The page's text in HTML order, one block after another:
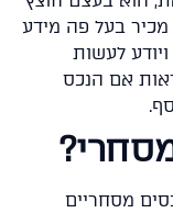
בעל פה מידע
לעשות
אם הנכס